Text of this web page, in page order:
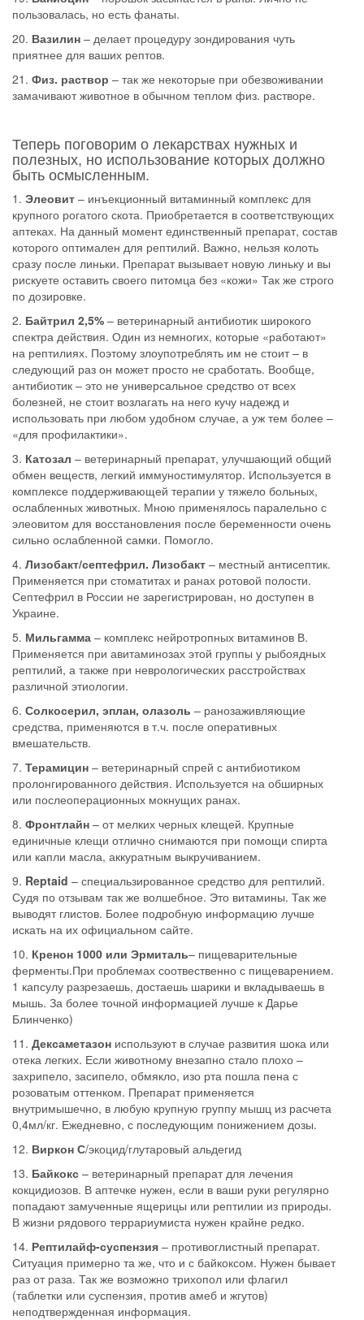
пользовалась, но есть фанаты.
20. Вазилин – делает процедуру зондирования чуть
приятнее для ваших рептов.
21. Физ. раствор – так же некоторые при обезвоживании
замачивают животное в обычном теплом физ. растворе.
Теперь поговорим о лекарствах нужных и
полезных, но использование которых должно
быть осмысленным.
1. Элеовит – инъекционный витаминный комплекс для
крупного рогатого скота. Приобретается в соответствующих
аптеках. На данный момент единственный препарат, состав
которого оптимален для рептилий. Важно, нельзя колоть
сразу после линьки. Препарат вызывает новую линьку и вы
рискуете оставить своего питомца без «кожи» Так же строго
по дозировке.
2. Байтрил 2,5% – ветеринарный антибиотик широкого
спектра действия. Один из немногих, которые «работают»
на рептилиях. Поэтому злоупотреблять им не стоит – в
следующий раз он может просто не сработать. Вообще,
антибиотик – это не универсальное средство от всех
болезней, не стоит возлагать на него кучу надежд и
использовать при любом удобном случае, а уж тем более –
«для профилактики».
3. Катозал – ветеринарный препарат, улучшающий общий
обмен веществ, легкий иммуностимулятор. Используется в
комплексе поддерживающей терапии у тяжело больных,
ослабленных животных. Мною применялось паралельно с
элеовитом для восстановления после беременности очень
сильно ослабленной самки. Помогло.
4. Лизобакт/септефрил. Лизобакт – местный антисептик.
Применяется при стоматитах и ранах ротовой полости.
Септефрил в России не зарегистрирован, но доступен в
Украине.
5. Мильгамма – комплекс нейротропных витаминов В.
Применяется при авитаминозах этой группы у рыбоядных
рептилий, а также при неврологических расстройствах
различной этиологии.
6. Солкосерил, эплан, олазоль – ранозаживляющие
средства, применяются в т.ч. после оперативных
вмешательств.
7. Терамицин – ветеринарный спрей с антибиотиком
пролонгированного действия. Используется на обширных
или послеоперационных мокнущих ранах.
8. Фронтлайн – от мелких черных клещей. Крупные
единичные клещи отлично снимаются при помощи спирта
или капли масла, аккуратным выкручиванием.
9. Reptaid – специальзированное средство для рептилий.
Судя по отзывам так же волшебное. Это витамины. Так же
выводят глистов. Более подробную информацию лучше
искать на их официальном сайте.
10. Кренон 1000 или Эрмиталь– пищеварительные
ферменты.При проблемах соотвественно с пищеварением.
1 капсулу разрезаешь, достаешь шарики и вкладываешь в
мышь. За более точной информацией лучше к Дарье
Блинченко)
11. Дексаметазон используют в случае развития шока или
отека легких. Если животному внезапно стало плохо –
захрипело, засипело, обмякло, изо рта пошла пена с
розоватым оттенком. Препарат применяется
внутримышечно, в любую крупную группу мышц из расчета
0,4мл/кг. Ежедневно, с последующим понижением дозы.
12. Виркон С/экоцид/глутаровый альдегид
13. Байкокс – ветеринарный препарат для лечения
кокцидиозов. В аптечке нужен, если в ваши руки регулярно
попадают замученные ящерицы или рептилии из природы.
В жизни рядового террариумиста нужен крайне редко.
14. Рептилайф-суспензия – противоглистный препарат.
Ситуация примерно та же, что и с байкоксом. Нужен бывает
раз от раза. Так же возможно трихопол или флагил
(таблетки или суспензия, против амеб и жгутов)
неподтвержденная информация.